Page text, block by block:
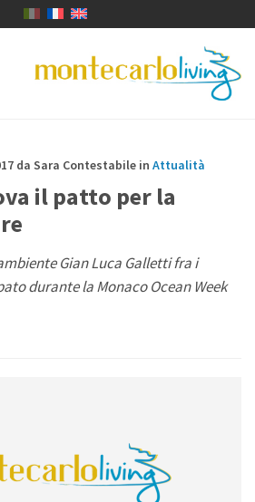
da Sara Contestabile in Attualità
il patto per la
Gian Luca Galletti fra i
durante la Monaco Ocean Week